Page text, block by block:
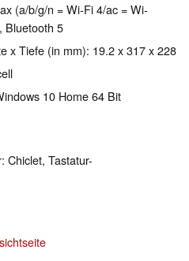
(a/b/g/n = Wi-Fi 4/ac = Wi-
Bluetooth 5
x Tiefe (in mm): 19.2 x 317 x 228
10 Home 64 Bit
Chiclet, Tastatur-